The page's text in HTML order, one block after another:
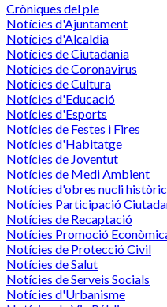
Cròniques del ple
Notícies d'Ajuntament
Notícies d'Alcaldia
Notícies de Ciutadania
Notícies de Coronavirus
Notícies de Cultura
Notícies d'Educació
Notícies d'Esports
Notícies de Festes i Fires
Notícies d'Habitatge
Notícies de Joventut
Notícies de Medi Ambient
Notícies d'obres nucli històric
Notícies Participació
Notícies de Recaptació
Notícies Promoció
Notícies de Protecció Civil
Notícies de Salut
Notícies de Serveis Socials
Notícies d'Urbanisme